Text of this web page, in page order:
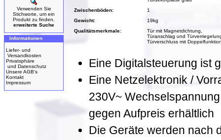
Verwenden Sie
Stichworte, um ein
Produkt zu finden.
erweiterte Suche
Informationen
Liefer- und
Versandkosten
Privatsphäre
und Datenschutz
Unsere AGB's
Kontakt
Impressum
Zwischenböden:
1
Gewicht:
19kg
Qualitätsmerkmale:
Tür mit Magnetdichtung,
Türanschlag und
Türverschluss mit
Eine Digitalsteuerung ist
Eine Netzelektronik /
230V~
gegen Aufpreis erhältlich
Die Geräte werden nach